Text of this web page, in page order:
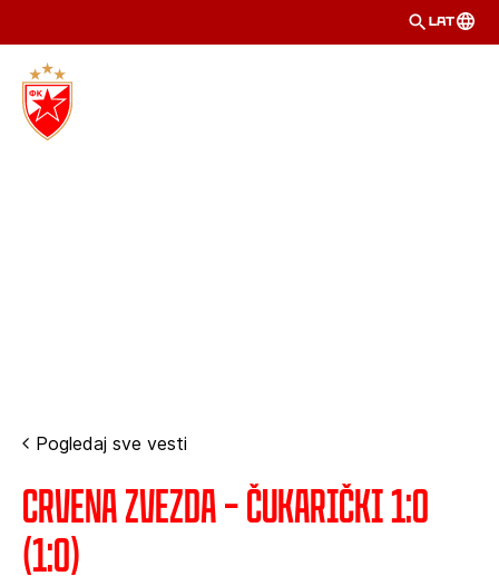
LAT
Pogledaj sve vesti
Crvena zvezda – Čukarički 1:0
(1:0)